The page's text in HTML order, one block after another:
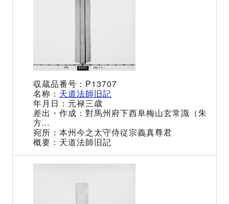
P13707
天道法師旧記
元禄三歳
對馬州府下西阜梅山玄常識（朱
方...
本州今之太守侍従宗義真尊君
天道法師旧記